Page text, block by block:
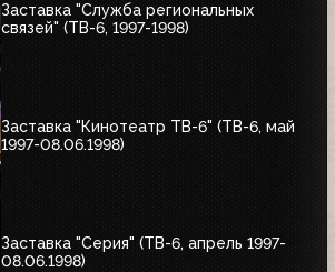
Заставка "Служба региональных
связей" (ТВ-6, 1997-1998)
Заставка "Кинотеатр ТВ-6" (ТВ-6, май
1997-08.06.1998)
Заставка "Серия" (ТВ-6, апрель 1997-
08.06.1998)